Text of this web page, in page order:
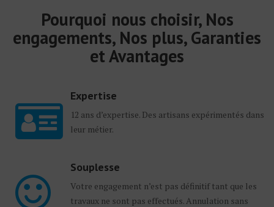
Pourquoi nous choisir, Nos
engagements, Nos plus, Garanties
et Avantages
Expertise
12 ans d’expertise. Des artisans expérimentés dans
leur métier.
Souplesse
Votre engagement n’est pas définitif tant que les
travaux ne sont pas effectués. Annulation sans